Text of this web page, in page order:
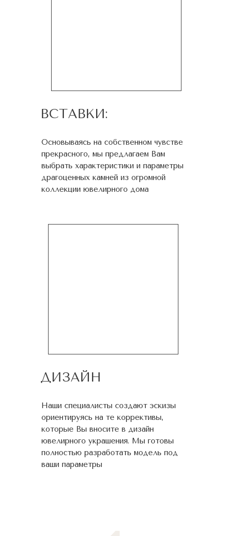
ВСТАВКИ:
Основываясь на собственном чувстве
прекрасного, мы предлагаем Вам
выбрать характеристики и параметры
драгоценных камней из огромной
коллекции ювелирного дома
ДИЗАЙН
Наши специалисты создают эскизы
ориентируясь на те коррективы,
которые Вы вносите в дизайн
ювелирного украшения. Мы готовы
полностью разработать модель под
ваши параметры